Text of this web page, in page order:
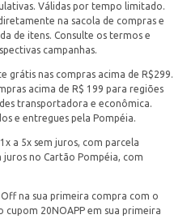
Válidas por tempo limitado.
na sacola de compras e
de itens. Consulte os termos e
campanhas.
grátis nas compras acima de R$299.
acima de R$ 199 para regiões
transportadora e econômica.
e entregues pela Pompéia.
a 5x sem juros, com parcela
juros no Cartão Pompéia, com
Off na sua primeira compra com o
cupom 20NOAPP em sua primeira